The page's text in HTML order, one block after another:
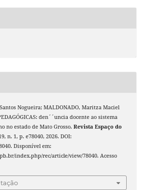
Nogueira; MALDONADO, Maritza Maciel
den´´uncia docente ao sistema
no estado de Mato Grosso. Revista Espaço do
n. 1, p. e78040, 2026. DOI:
Disponível em:
index.php/rec/article/view/78040. Acesso